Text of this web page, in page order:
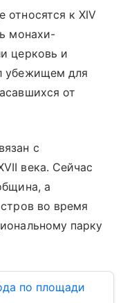
относятся к XIV
монахи-
церковь и
убежищем для
от
с
века. Сейчас
а
во время
парку
по площади